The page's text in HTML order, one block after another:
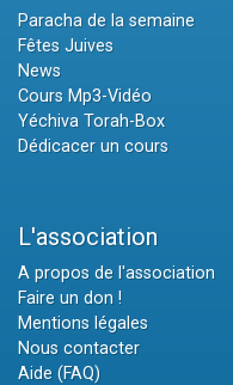
Paracha de la semaine
Fêtes Juives
News
Cours Mp3-Vidéo
Yéchiva Torah-Box
Dédicacer un cours
L'association
A propos de l'association
Faire un don !
Mentions légales
Nous contacter
Aide (FAQ)